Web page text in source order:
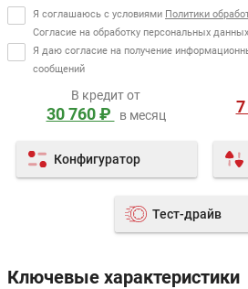
Я соглашаюсь с условиями Политики
Согласие на обработку персональных данных
Я даю согласие на получение
сообщений
Конфигуратор
Тест-драйв
В кредит от
30 760 ₽ в месяц
Ключевые характеристики